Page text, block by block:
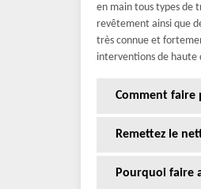
en main tous types de
revêtement ainsi que
très connue et
interventions de haute
Comment faire
Remettez le
Pourquoi faire